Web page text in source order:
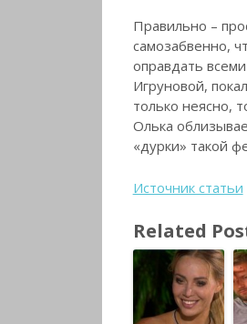
Правильно –
самозабвенно,
оправдать
Игруновой,
только неясно,
Олька
«дурки» такой
Источник статьи
Related